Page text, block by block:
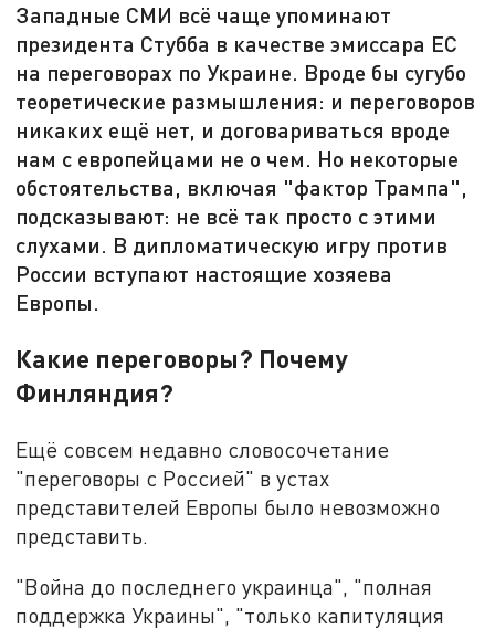
Западные СМИ всё чаще упоминают
президента Стубба в качестве эмиссара ЕС
на переговорах по Украине. Вроде бы сугубо
теоретические размышления: и переговоров
никаких ещё нет, и договариваться вроде
нам с европейцами не о чем. Но некоторые
обстоятельства, включая "фактор Трампа",
подсказывают: не всё так просто с этими
слухами. В дипломатическую игру против
России вступают настоящие хозяева
Европы.
Какие переговоры? Почему
Финляндия?
Ещё совсем недавно словосочетание
"переговоры с Россией" в устах
представителей Европы было невозможно
представить.
"Война до последнего украинца", "полная
поддержка Украины", "только капитуляция